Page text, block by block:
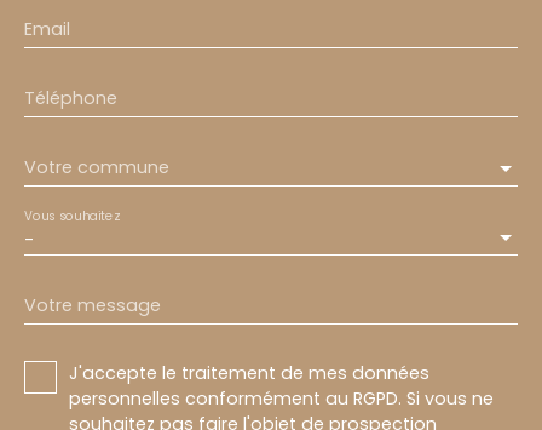
Email
Téléphone
Votre commune
-
Vous souhaitez
Votre message
J'accepte le traitement de mes données
personnelles conformément au RGPD. Si vous ne
souhaitez pas faire l'objet de prospection